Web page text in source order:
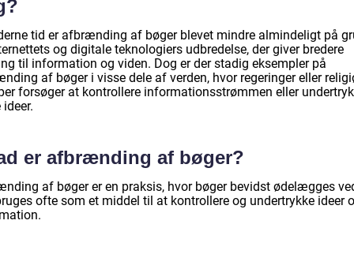
tid er afbrænding af bøger blevet mindre almindeligt på
og digitale teknologiers udbredelse, der giver bredere
til information og viden. Dog er der stadig eksempler på
af bøger i visse dele af verden, hvor regeringer eller
forsøger at kontrollere informationsstrømmen eller
er afbrænding af bøger?
af bøger er en praksis, hvor bøger bevidst ødelægges
ofte som et middel til at kontrollere og undertrykke ideer